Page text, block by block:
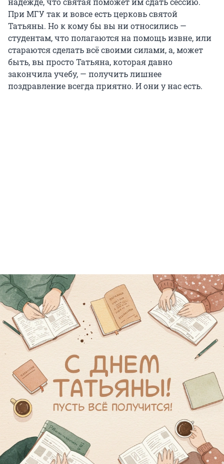
При МГУ так и вовсе есть церковь святой
Татьяны. Но к кому бы вы ни относились —
студентам, что полагаются на помощь извне, или
стараются сделать всё своими силами, а, может
быть, вы просто Татьяна, которая давно
закончила учебу, — получить лишнее
поздравление всегда приятно. И они у нас есть.